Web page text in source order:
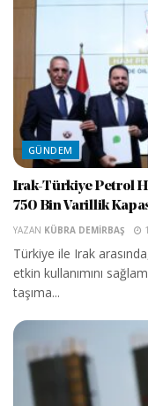
GÜNDEM
Irak-Türkiye Petrol
750 Bin Varillik
YAZAN KÜBRA DEMIRBAŞ
Türkiye ile Irak
etkin kullanımını
taşıma...